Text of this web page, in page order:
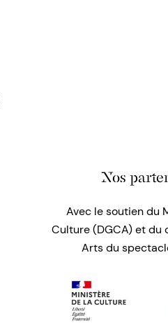
Nos
Avec le soutien du
Culture (DGCA) et du
Arts du